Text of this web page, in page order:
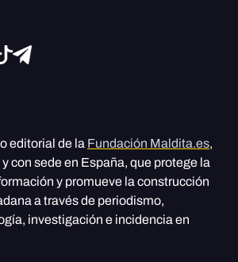
editorial de la Fundación Maldita.es,
con sede en España, que protege la
y promueve la construcción
a través de periodismo,
investigación e incidencia en